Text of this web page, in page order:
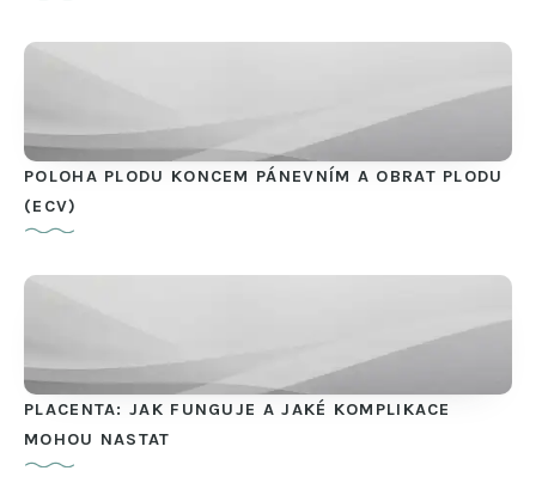
POLOHA PLODU KONCEM PÁNEVNÍM A OBRAT PLODU
(ECV)
PLACENTA: JAK FUNGUJE A JAKÉ KOMPLIKACE
MOHOU NASTAT